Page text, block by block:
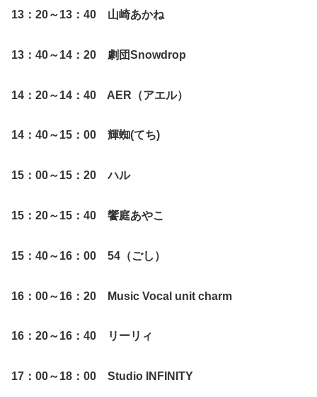
13：20～13：40 山崎あかね
13：40～14：20 劇団Snowdrop
14：20～14：40 AER（アエル）
14：40～15：00 輝蜘(てち)
15：00～15：20 ハル
15：20～15：40 饗庭あやこ
15：40～16：00 54（ごし）
16：00～16：20 Music Vocal unit charm
16：20～16：40 リーリィ
17：00～18：00 Studio INFINITY